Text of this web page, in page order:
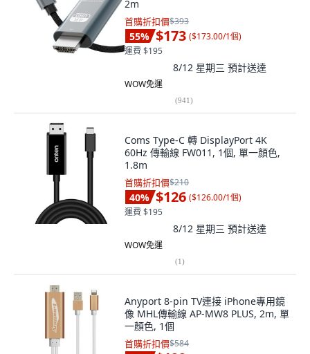
2m
首購折扣價$393
55% $173 ($173.00/1個)
運費 $195
8/12 星期三 預計送達
WOW免運
(941)
Coms Type-C 轉 DisplayPort 4K
60Hz 傳輸線 FW011, 1個, 單一顏色,
1.8m
首購折扣價$210
40% $126 ($126.00/1個)
運費 $195
8/12 星期三 預計送達
WOW免運
(1)
Anyport 8-pin TV連接 iPhone專用鏡
像 MHL傳輸線 AP-MW8 PLUS, 2m, 單
一顏色, 1個
首購折扣價$584